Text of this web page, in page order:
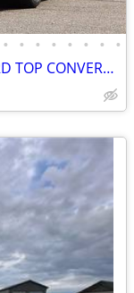
• • • • • • • •
2024 Chevrolet Corvette Stingray HARD TOP CONVERTIBLE HIGH WING 3LT